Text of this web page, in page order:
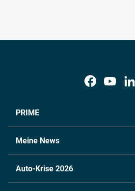
PRIME
Meine News
Auto-Krise 2026